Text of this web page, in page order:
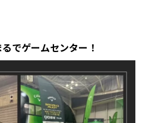
でゲームセンター！